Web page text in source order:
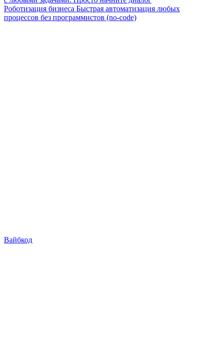
Роботизация бизнеса Быстрая автоматизация любых
процессов без программистов (no-code)
Вайбкод